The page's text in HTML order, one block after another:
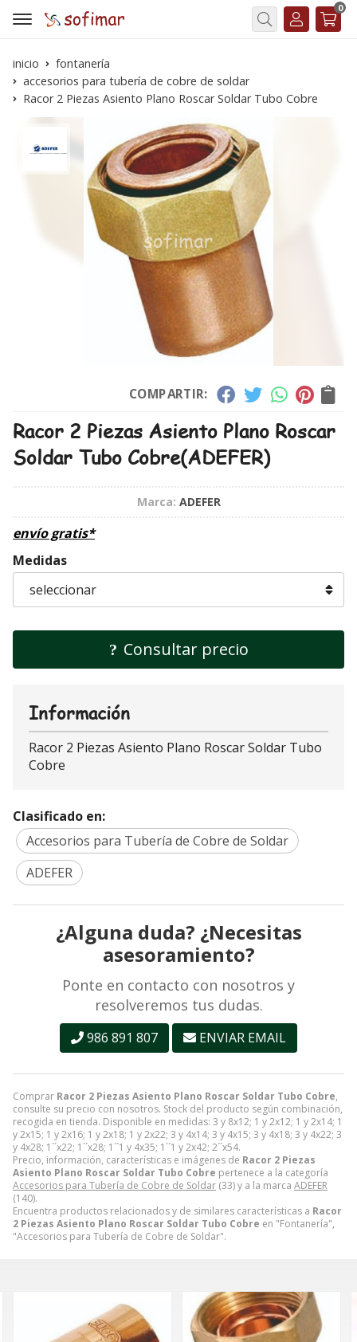
Buscar
0
inicio
fontanería
accesorios para tubería de cobre de soldar
Racor 2 Piezas Asiento Plano Roscar Soldar Tubo Cobre
COMPARTIR:
Racor 2 Piezas Asiento Plano Roscar
Soldar Tubo Cobre(ADEFER)
Marca: ADEFER
envío gratis*
Medidas
Consultar precio
Comprar Racor 2 Piezas Asiento Plano Roscar Soldar Tubo Cobre,
consulte su precio con nosotros. Stock del producto según combinación,
recogida en tienda. Disponible en medidas: 3 y 8x12; 1 y 2x12; 1 y 2x14; 1
y 2x15; 1 y 2x16; 1 y 2x18; 1 y 2x22; 3 y 4x14; 3 y 4x15; 3 y 4x18; 3 y 4x22; 3
y 4x28; 1´´x22; 1´´x28; 1´´1 y 4x35; 1´´1 y 2x42; 2´´x54.
Precio, información, características e imágenes de Racor 2 Piezas
Asiento Plano Roscar Soldar Tubo Cobre pertenece a la categoría
Accesorios para Tubería de Cobre de Soldar (33) y a la marca ADEFER
(140).
Encuentra productos relacionados y de similares características a Racor
2 Piezas Asiento Plano Roscar Soldar Tubo Cobre en "Fontanería",
"Accesorios para Tubería de Cobre de Soldar".
Información
Racor 2 Piezas Asiento Plano Roscar Soldar Tubo
Cobre
Clasificado en:
Accesorios para Tubería de Cobre de Soldar
ADEFER
¿Alguna duda? ¿Necesitas
asesoramiento?
Ponte en contacto con nosotros y
resolveremos tus dudas.
986 891 807 ENVIAR EMAIL